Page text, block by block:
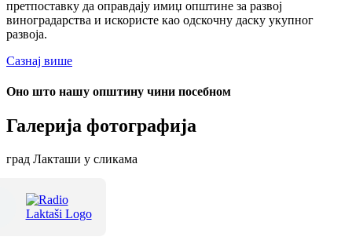
претпоставку да оправдају имиџ општине за развој
виноградарства и искористе као одскочну даску укупног
развоја.
Сазнај више
Оно што нашу општину чини посебном
Галерија фотографија
град Лакташи у сликама
Терме Лакташи